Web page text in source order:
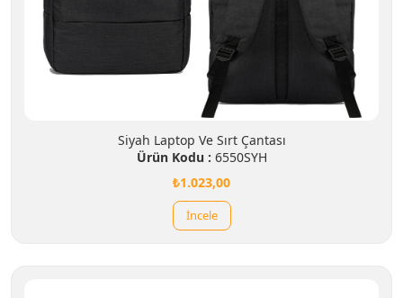
Siyah Laptop Ve Sırt Çantası
Ürün Kodu : 6550SYH
₺1.023,00
İncele